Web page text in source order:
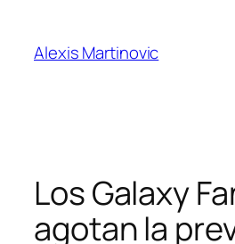
content
Alexis Martinovic
Los Galaxy
agotan la